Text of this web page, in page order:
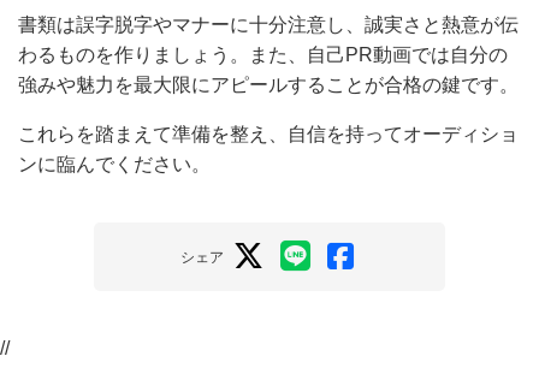
に高くなります。
書類は誤字脱字やマナーに十分注意し、誠実さと熱意が
伝わるものを作りましょう。また、自己PR動画では自
分の強みや魅力を最大限にアピールすることが合格の鍵
です。